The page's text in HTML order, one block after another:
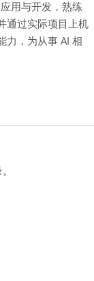
用与开发，熟练
通过实际项目上机
力，为从事 AI 相